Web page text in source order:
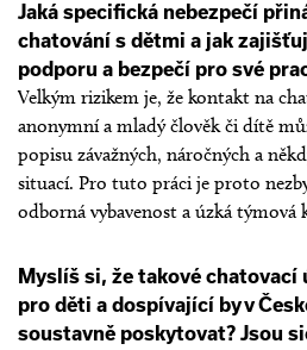
Jaká specifická nebezpečí
chatování s dětmi a jak
podporu a bezpečí pro své
Velkým rizikem je, že kontakt na
anonymní a mladý člověk či dítě
popisu závažných, náročných a
situací. Pro tuto práci je proto
odborná vybavenost a úzká týmová
Myslíš si, že takové chatovací
pro děti a dospívající by v
soustavně poskytovat? Jsou